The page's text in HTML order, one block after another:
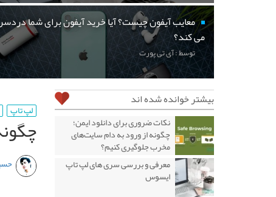
معایب آیفون چیست؟ آیا خرید آیفون برای شما
می کند؟
توسط : آی تی پورت
لپ تاپ
بیشتر خوانده شده اند
نکات ضروری برای دانلود ایمن؛
چگونه از ورود به دام سایت‌های
مخرب جلوگیری کنیم؟
معرفی و بررسی سری های لپ تاپ
ایسوس